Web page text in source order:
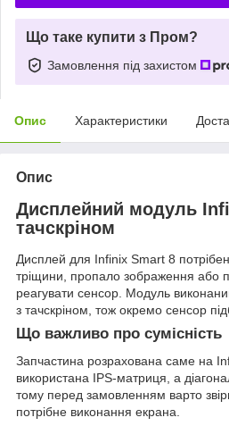
Що таке купити з Пром?
Замовлення під захистом
Опис Характеристики
Опис
Дисплейний модуль
тачскріном
Дисплей для Infinix Smart 8
тріщини, пропало зображення або
реагувати сенсор. Модуль
з тачскріном, тож окремо сенсор
Що важливо про сумісність
Запчастина розрахована саме на
використана IPS-матриця, а
тому перед замовленням варто
потрібне виконання екрана.